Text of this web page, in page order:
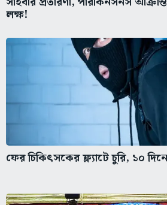
লক্ষ!
ফের চিকিৎসকের ফ্ল্যাটে চুরি, ১০